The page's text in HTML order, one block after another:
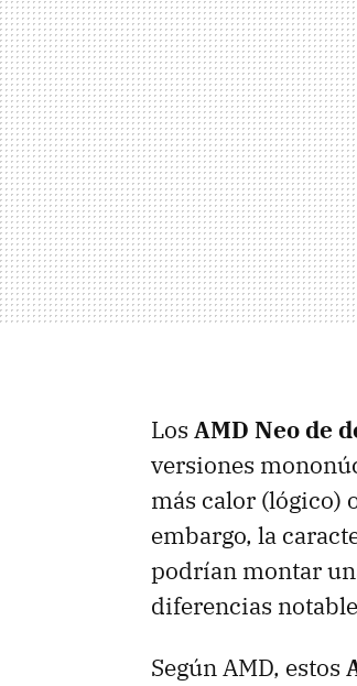
Los AMD Neo de
versiones
más calor (lógico)
embargo, la
podrían montar
diferencias
SegúnAMD, estos